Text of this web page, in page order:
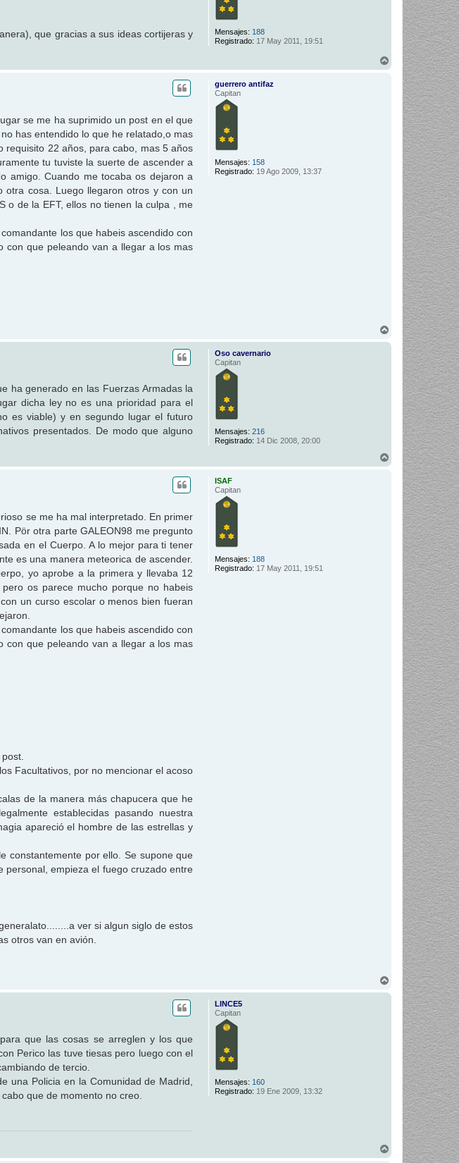
Mensajes: 188
Registrado: 17 May 2011, 19:51
que gracias a sus ideas cortijeras y
guerrero antifaz
Capitan
Mensajes: 158
Registrado: 19 Ago 2009, 13:37
se me ha suprimido un post en el que
has entendido lo que he relatado,o mas
requisito 22 años, para cabo, mas 5 años
tu tuviste la suerte de ascender a
amigo. Cuando me tocaba os dejaron a
otra cosa. Luego llegaron otros y con un
o de la EFT, ellos no tienen la culpa , me
los que habeis ascendido con
con que peleando van a llegar a los mas
Oso cavernario
Capitan
Mensajes: 216
Registrado: 14 Dic 2008, 20:00
ha generado en las Fuerzas Armadas la
dicha ley no es una prioridad para el
es viable) y en segundo lugar el futuro
presentados. De modo que alguno
ISAF
Capitan
Mensajes: 188
Registrado: 17 May 2011, 19:51
se me ha mal interpretado. En primer
Pör otra parte GALEON98 me pregunto
en el Cuerpo. A lo mejor para ti tener
es una manera meteorica de ascender.
yo aprobe a la primera y llevaba 12
os parece mucho porque no habeis
un curso escolar o menos bien fueran
los que habeis ascendido con
con que peleando van a llegar a los mas
Facultativos, por no mencionar el acoso
de la manera más chapucera que he
establecidas pasando nuestra
apareció el hombre de las estrellas y
constantemente por ello. Se supone que
empieza el fuego cruzado entre
ver si algun siglo de estos
otros van en avión.
LINCE5
Capitan
Mensajes: 160
Registrado: 19 Ene 2009, 13:32
que las cosas se arreglen y los que
Perico las tuve tiesas pero luego con el
de tercio.
una Policia en la Comunidad de Madrid,
que de momento no creo.